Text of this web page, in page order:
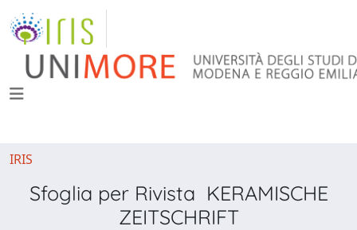
IRIS
Sfoglia per Rivista KERAMISCHE
ZEITSCHRIFT